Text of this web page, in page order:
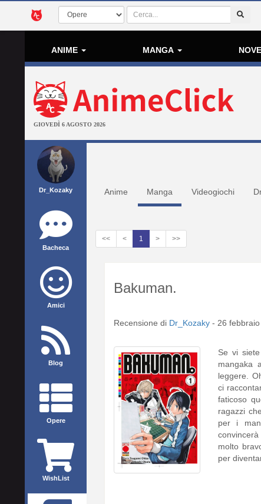
ANIME MANGA
GIOVEDÌ 6 AGOSTO 2026
Dr_Kozaky
Bacheca
Amici
Blog
Opere
WishList
Anime Manga Videogiochi
<< < 1 > >>
Bakuman.
Recensione di Dr_Kozaky - 26
Se vi
mangaka
leggere.
ci
faticoso
ragazzi
per i
molto
per